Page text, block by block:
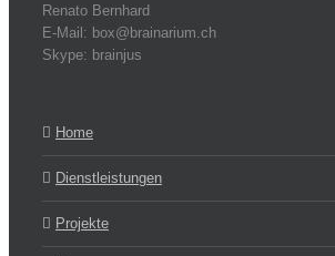
Renato Bernhard
E-Mail: box@brainarium.ch
Skype: brainjus
Home
Dienstleistungen
Projekte